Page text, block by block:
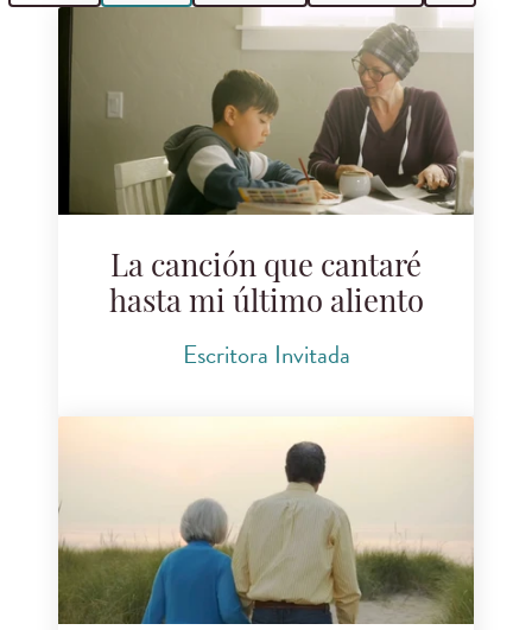
Buscar entradas de blog
La canción que cantaré
hasta mi último aliento
Escritora Invitada